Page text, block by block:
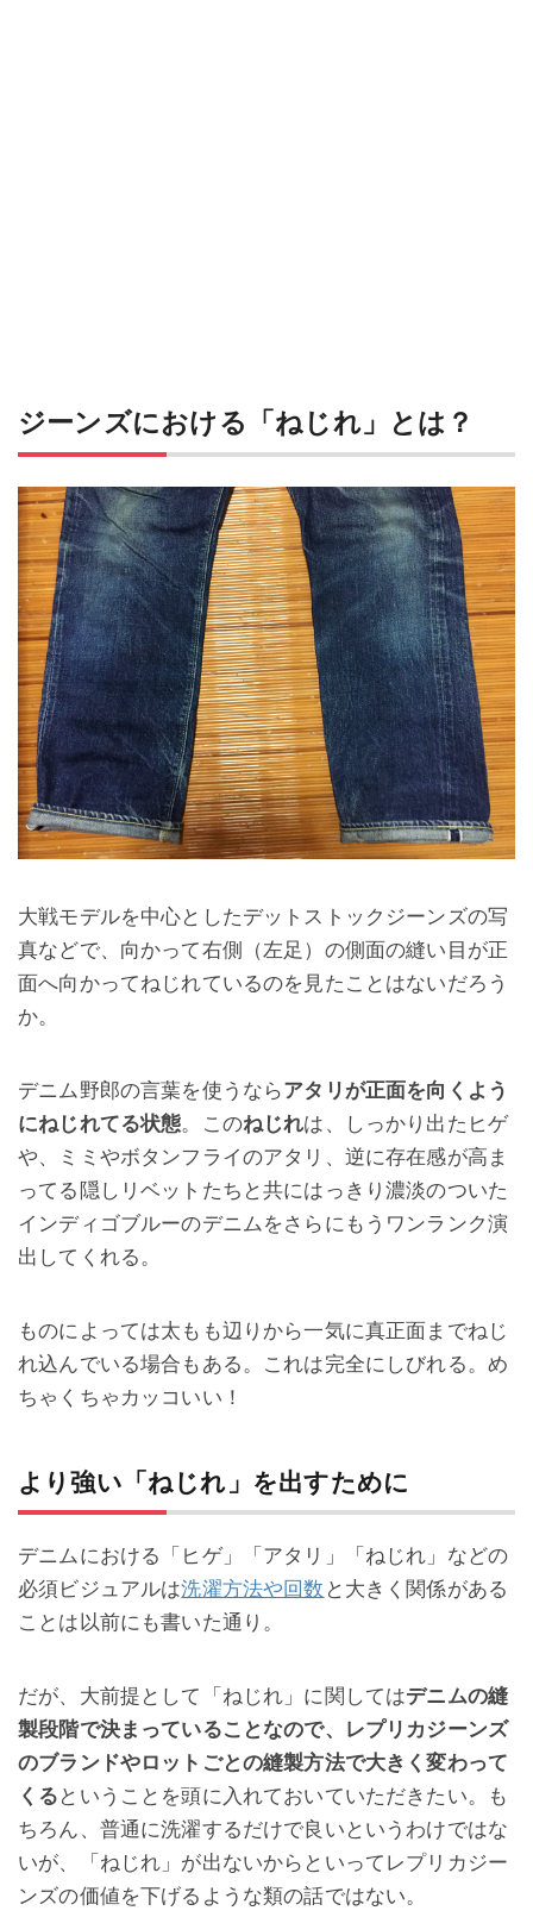
ジーンズにおける「ねじれ」とは？
大戦モデルを中心としたデットストックジーンズの写
真などで、向かって右側（左足）の側面の縫い目が正
面へ向かってねじれているのを見たことはないだろう
か。
デニム野郎の言葉を使うならアタリが正面を向くよう
にねじれてる状態。このねじれは、しっかり出たヒゲ
や、ミミやボタンフライのアタリ、逆に存在感が高ま
ってる隠しリベットたちと共にはっきり濃淡のついた
インディゴブルーのデニムをさらにもうワンランク演
出してくれる。
ものによっては太もも辺りから一気に真正面までねじ
れ込んでいる場合もある。これは完全にしびれる。め
ちゃくちゃカッコいい！
より強い「ねじれ」を出すために
デニムにおける「ヒゲ」「アタリ」「ねじれ」などの
必須ビジュアルは洗濯方法や回数 と大きく関係がある
ことは以前にも書いた通り。
だが、大前提として「ねじれ」に関してはデニムの縫
製段階で決まっていることなので、レプリカジーンズ
のブランドやロットごとの縫製方法で大きく変わって
くる ということを頭に入れておいていただきたい。も
ちろん、普通に洗濯するだけで良いというわけではな
いが、「ねじれ」が出ないからといってレプリカジー
ンズの価値を下げるような類の話ではない。